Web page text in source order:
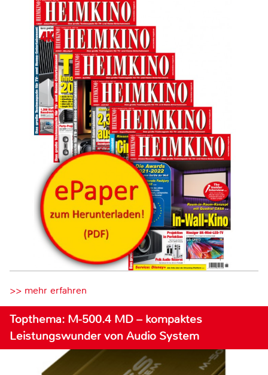
>> mehr erfahren
Topthema: M-500.4 MD – kompaktes
Leistungswunder von Audio System